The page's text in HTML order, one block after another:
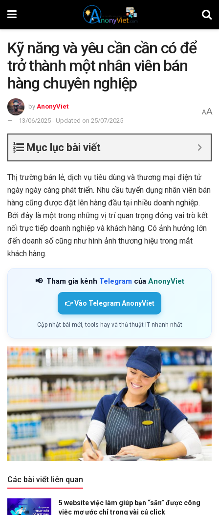
Kỹ năng và yêu cần cần có để
trở thành một nhân viên bán
hàng chuyên nghiệp
by AnonyViet
13/06/2025 - Updated on 25/07/2025
AA
Mục lục bài viết
Thị trường bán lẻ, dịch vụ tiêu dùng và thương mại điện tử
ngày ngày càng phát triển. Nhu cầu tuyển dụng nhân viên bán
hàng cũng được đặt lên hàng đầu tại nhiều doanh nghiệp.
Bởi đây là một trong những vị trí quan trọng đóng vai trò kết
nối trực tiếp doanh nghiệp và khách hàng. Có ảnh hưởng lớn
đến doanh số cũng như hình ảnh thương hiệu trong mắt
khách hàng.
📢 Tham gia kênh Telegram của AnonyViet
👉 Vào Telegram AnonyViet
Cập nhật bài mới, tools hay và thủ thuật IT nhanh nhất
Các bài viết liên quan
5 website việc làm giúp bạn “săn” được công
việc mơ ước chỉ trong vài cú click